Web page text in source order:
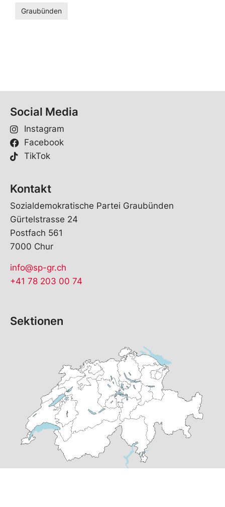
Graubünden
Social Media
Instagram
Facebook
TikTok
Kontakt
Sozialdemokratische Partei Graubünden
Gürtelstrasse 24
Postfach 561
7000 Chur
info@sp-gr.ch
+41 78 203 00 74
Sektionen